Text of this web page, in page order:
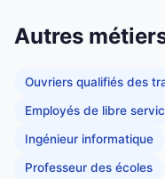
Autres
Ouvriers qualifiés des
Employés de libre
Ingénieur informatique
Professeur des écoles